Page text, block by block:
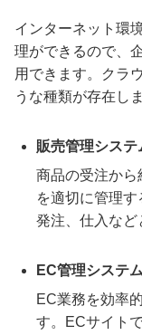
インターネット環
理ができるので、
用できます。クラ
うな種類が存在しま
販売管理システ
商品の受注か
を適切に管理す
発注、仕入など
EC管理システム
EC業務を効率
す。ECサイト